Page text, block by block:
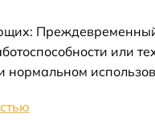
или
нормальном